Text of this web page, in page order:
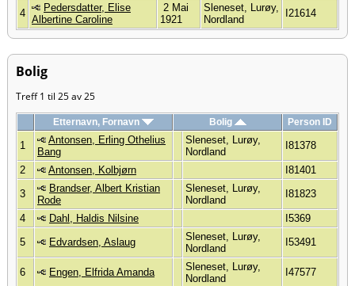
4
Pedersdatter, Elise
Albertine Caroline
2 Mai
1921
Sleneset, Lurøy,
Nordland
I21614
Bolig
Treff 1 til 25 av 25
Etternavn, Fornavn Bolig Person ID
1
Antonsen, Erling Othelius
Bang
Sleneset, Lurøy,
Nordland
I81378
2 Antonsen, Kolbjørn
I81401
3
Brandser, Albert Kristian
Rode
Sleneset, Lurøy,
Nordland
I81823
4 Dahl, Haldis Nilsine
I5369
5
Edvardsen, Aslaug
Sleneset, Lurøy,
Nordland
I53491
6 Engen, Elfrida Amanda
Sleneset, Lurøy,
Nordland
I47577